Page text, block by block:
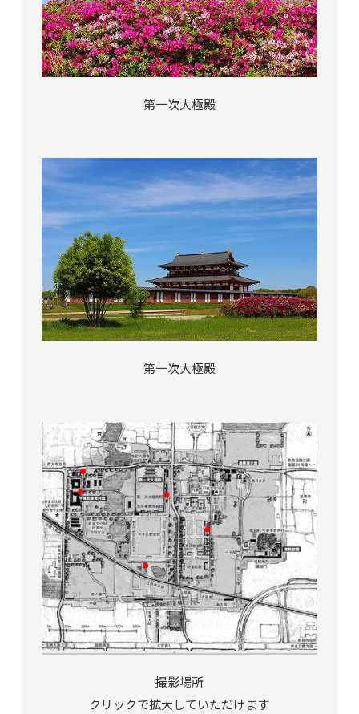
第一次大極殿
第一次大極殿
撮影場所
クリックで拡大していただけます